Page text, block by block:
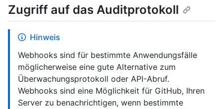
Zugriff auf das Auditprotokoll
Hinweis
Webhooks sind für bestimmte Anwendungsfälle
möglicherweise eine gute Alternative zum
Überwachungsprotokoll oder API-Abruf.
Webhooks sind eine Möglichkeit für GitHub, Ihren
Server zu benachrichtigen, wenn bestimmte